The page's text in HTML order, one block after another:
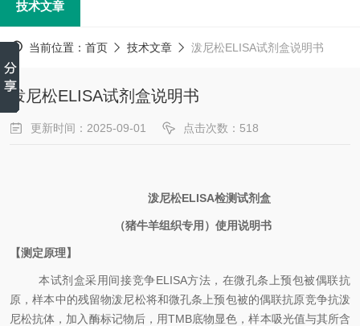
技术文章
当前位置： 首页 技术文章 泼尼松ELISA试剂盒说明书
泼尼松ELISA试剂盒说明书
更新时间：2025-09-01 点击次数：518
泼尼松ELISA检测试剂盒
（猪牛羊组织专用） 使用说明书
【测定原理】
本试剂盒采用间接竞争ELISA方法，在微孔条上预包被偶联抗
原，样本中的残留物泼尼松将和微孔条上预包被的偶联抗原竞争抗泼
尼松抗体，加入酶标记物后，用TMB底物显色，样本吸光值与其所含